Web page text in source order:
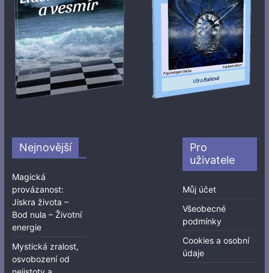
Nejnovější
Magická
provázanost:
Jiskra života –
Bod nula – Životní
energie
Mystická zralost,
osvobození od
Pro
uživatele
Můj účet
Všeobecné
podmínky
Cookies a osobní
údaje